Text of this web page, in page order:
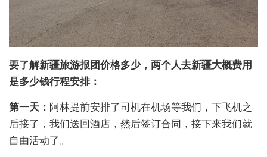
要了解新疆旅游报团价格多少，两个人去新疆大概费用
是多少钱行程安排：
第一天： 阿林提前安排了司机在机场等我们，下飞机之
后接了，我们送回酒店，然后签订合同，接下来我们就
自由活动了。